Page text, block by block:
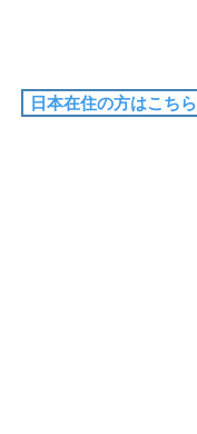
日本在住の方はこちら